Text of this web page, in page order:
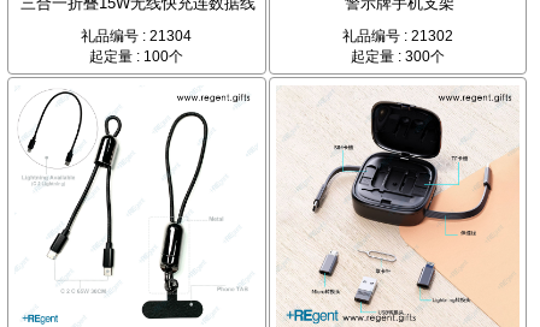
三合一折叠15W无线快充连数据线
礼品编号 : 21304
起定量 : 100个
警示牌手机支架
礼品编号 : 21302
起定量 : 300个